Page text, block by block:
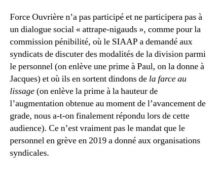
Force Ouvrière n’a pas participé et ne participera pas à
un dialogue social « attrape-nigauds », comme pour la
commission pénibilité, où le SIAAP a demandé aux
syndicats de discuter des modalités de la division parmi
le personnel (on enlève une prime à Paul, on la donne à
Jacques) et où ils en sortent dindons de la farce au
lissage(on enlève la prime à la hauteur de
l’augmentation obtenue au moment de l’avancement de
grade, nous a-t-on finalement répondu lors de cette
audience). Ce n’est vraiment pas le mandat que le
personnel en grève en 2019 a donné aux organisations
syndicales.